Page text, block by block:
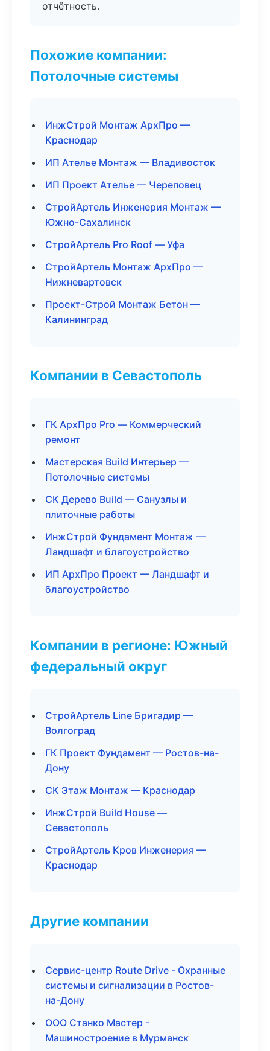
отчётность.
Похожие компании:
Потолочные системы
ИнжСтрой Монтаж АрхПро —
Краснодар
ИП Ателье Монтаж — Владивосток
ИП Проект Ателье — Череповец
СтройАртель Инженерия Монтаж —
Южно-Сахалинск
СтройАртель Pro Roof — Уфа
СтройАртель Монтаж АрхПро —
Нижневартовск
Проект-Строй Монтаж Бетон —
Калининград
Компании в Севастополь
ГК АрхПро Pro — Коммерческий
ремонт
Мастерская Build Интерьер —
Потолочные системы
СК Дерево Build — Санузлы и
плиточные работы
ИнжСтрой Фундамент Монтаж —
Ландшафт и благоустройство
ИП АрхПро Проект — Ландшафт и
благоустройство
Компании в регионе: Южный
федеральный округ
СтройАртель Line Бригадир —
Волгоград
ГК Проект Фундамент — Ростов-на-
Дону
СК Этаж Монтаж — Краснодар
ИнжСтрой Build House —
Севастополь
СтройАртель Кров Инженерия —
Краснодар
Другие компании
Сервис-центр Route Drive - Охранные
системы и сигнализации в Ростов-
на-Дону
ООО Станко Мастер -
Машиностроение в Мурманск